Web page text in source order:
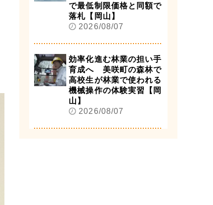
で最低制限価格と同額で
落札【岡山】
2026/08/07
効率化進む林業の担い手
育成へ 美咲町の森林で
高校生が林業で使われる
機械操作の体験実習【岡
山】
2026/08/07